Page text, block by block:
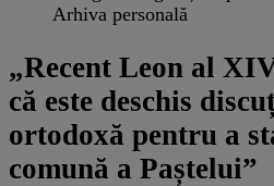
Arhiva personală
„Recent Leon al
că este deschis
ortodoxă pentru a
comună a Paștelui”